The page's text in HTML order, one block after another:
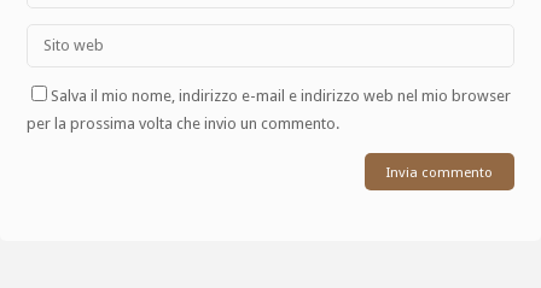
Salva il mio nome, indirizzo e-mail e indirizzo web nel mio browser
per la prossima volta che invio un commento.